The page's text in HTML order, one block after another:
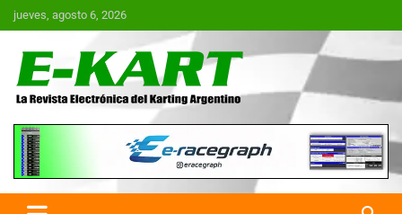
Saltar
al
jueves, agosto 6, 2026
E-Kart.com.ar | La Revista
Electrónica del Karting en
Argentina